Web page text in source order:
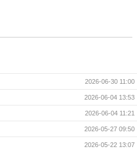
2026-06-30 11:00
2026-06-04 13:53
2026-06-04 11:21
2026-05-27 09:50
2026-05-22 13:07